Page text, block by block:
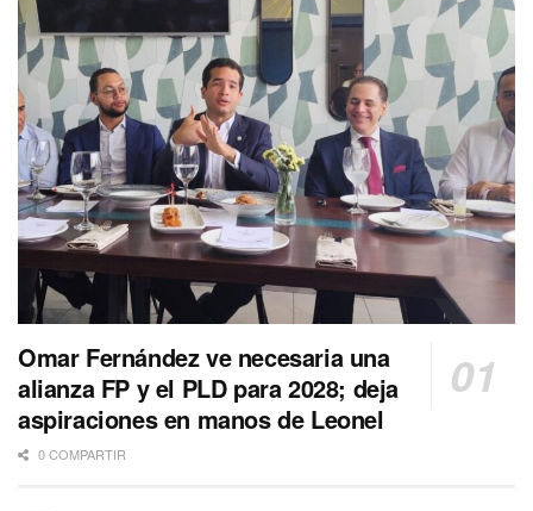
Omar Fernández ve necesaria una
alianza FP y el PLD para 2028; deja
aspiraciones en manos de Leonel
0 COMPARTIR